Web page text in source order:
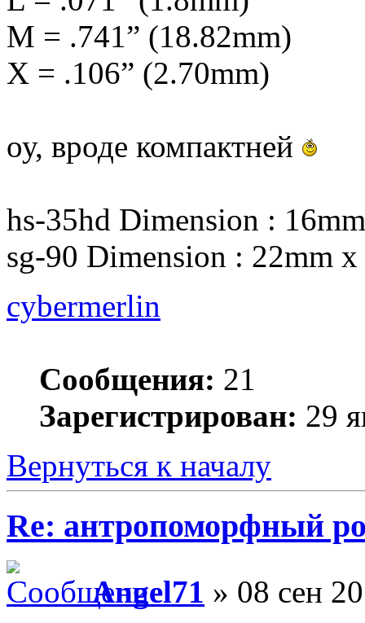
M = .741” (18.82mm)
X = .106” (2.70mm)
оу, вроде компактней
hs-35hd Dimension :
sg-90 Dimension : 22mm
cybermerlin
Сообщения: 21
Зарегистрирован: 29
Вернуться к началу
Re: антропоморфный
Angel71 » 08 сен